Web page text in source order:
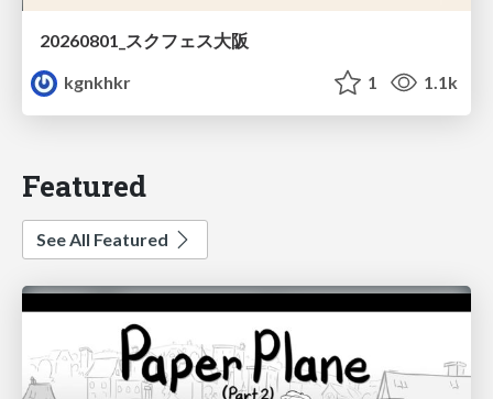
20260801_スクフェス大阪
kgnkhkr
1 1.1k
Featured
See All Featured